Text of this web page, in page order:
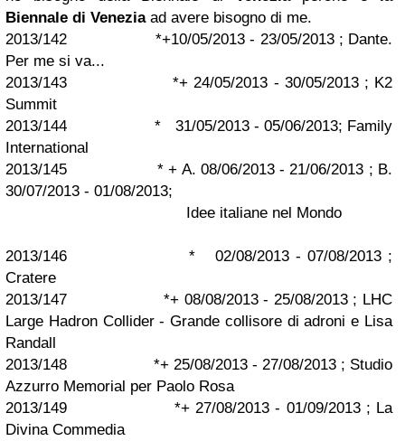
Biennale di Veneziaad avere bisogno di me.
2013/142 *+10/05/2013 - 23/05/2013 ; Dante.
Per me si va...
2013/143 *+ 24/05/2013 - 30/05/2013 ; K2
Summit
2013/144 * 31/05/2013 - 05/06/2013; Family
International
2013/145 * + A. 08/06/2013 - 21/06/2013 ; B.
30/07/2013 - 01/08/2013;
Idee italiane nel Mondo
2013/146 * 02/08/2013 - 07/08/2013 ;
Cratere
2013/147 *+ 08/08/2013 - 25/08/2013 ; LHC
Large Hadron Collider - Grande collisore di adroni e Lisa
Randall
2013/148 *+ 25/08/2013 - 27/08/2013 ; Studio
Azzurro Memorial per Paolo Rosa
2013/149 *+ 27/08/2013 - 01/09/2013 ; La
Divina Commedia